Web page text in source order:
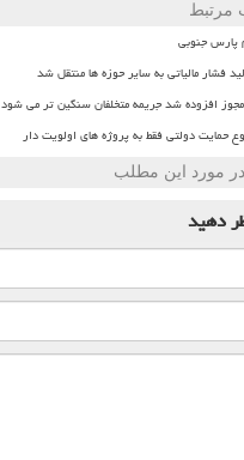
مرتبط
پارس جنوبی
افزوده شد جریمه متخلفان سنگین تر می شود
حمایت دولتی فقط به پروژه های اولویت دار
در مورد این مطلب
دهید